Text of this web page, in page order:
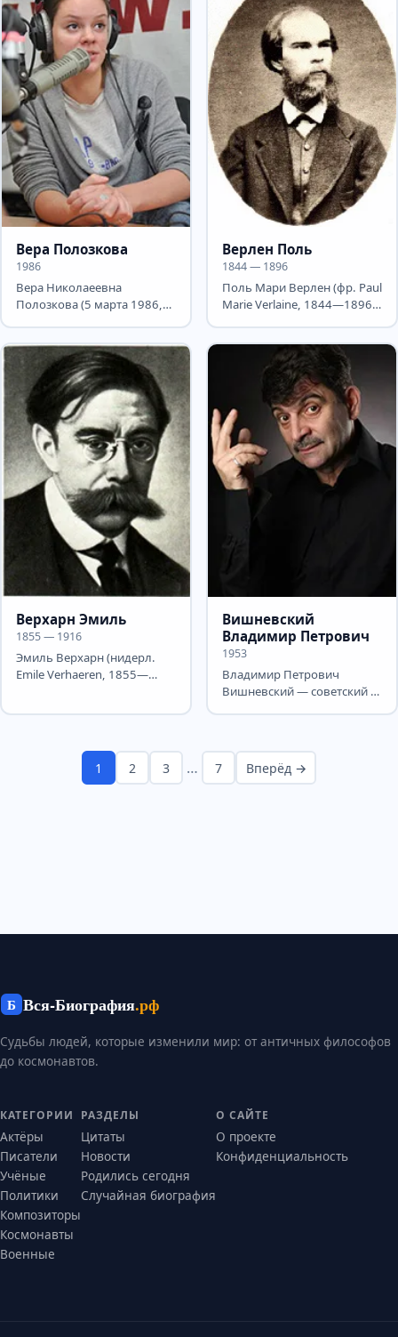
Вера Полозкова
1986
Вера Николаеевна
Полозкова (5 марта 1986,
Верлен Поль
1844 — 1896
Поль Мари Верлен (фр. Paul
Marie Verlaine, 1844—1896)
Верхарн Эмиль
1855 — 1916
Эмиль Верхарн (нидерл.
Emile Verhaeren, 1855—
Вишневский
Владимир Петрович
1953
Владимир Петрович
Вишневский — советский и
1 2 3 … 7 Вперёд →
Б Вся-Биография.рф
Судьбы людей, которые изменили мир: от античных философов
до космонавтов.
КАТЕГОРИИ
Актёры
Писатели
Учёные
Политики
Композиторы
Космонавты
Военные
РАЗДЕЛЫ
Цитаты
Новости
Родились сегодня
Случайная биография
О САЙТЕ
О проекте
Конфиденциальность